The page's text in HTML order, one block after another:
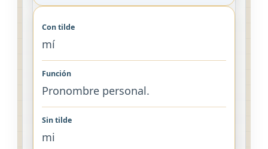
mí
Pronombre personal.
mi